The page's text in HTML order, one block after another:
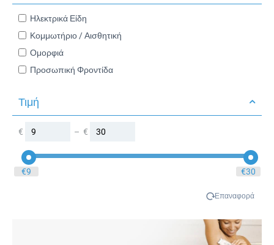
Ηλεκτρικά Είδη
Κομμωτήριο / Αισθητική
Ομορφιά
Προσωπική Φροντίδα
Τιμή
€ – €
‎€9 ‎€30
Επαναφορά